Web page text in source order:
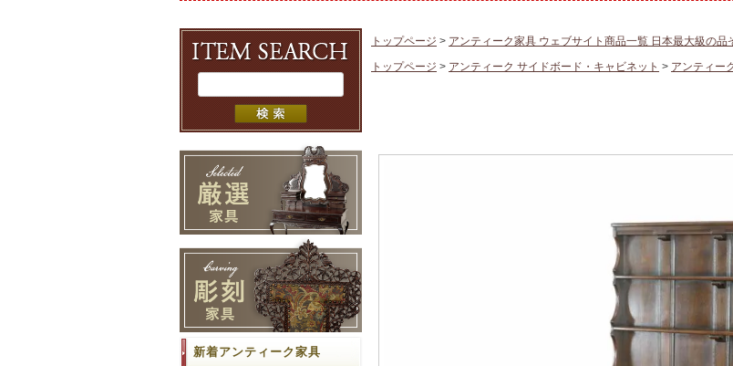
新着アンティーク家具
トップページ
アンティーク家具 ウェブサイト商品一覧 日本最大級の品
トップページ
アンティーク サイドボード・キャビネット アンティー